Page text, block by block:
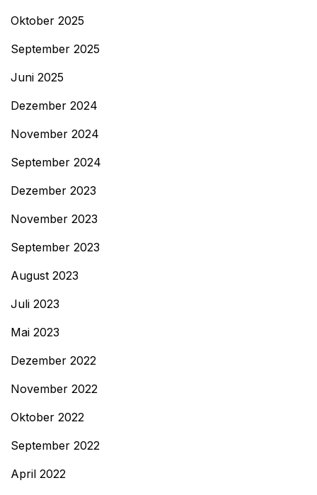
Oktober 2025
September 2025
Juni 2025
Dezember 2024
November 2024
September 2024
Dezember 2023
November 2023
September 2023
August 2023
Juli 2023
Mai 2023
Dezember 2022
November 2022
Oktober 2022
September 2022
April 2022